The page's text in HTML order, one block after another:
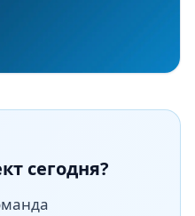
сегодня?